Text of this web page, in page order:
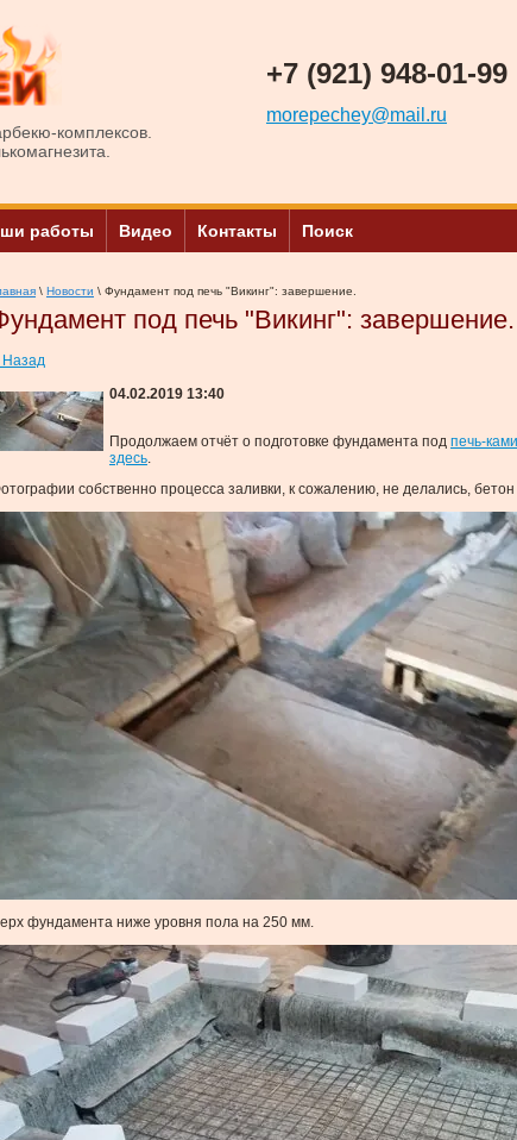
комплексов.
+7 (921) 948-01-99
morepechey@mail.ru
работы Видео Контакты Поиск
\ Новости \ Фундамент под печь "Викинг": завершение.
под печь "Викинг": завершение.
Назад
04.02.2019 13:40
Продолжаем отчёт о подготовке фундамента под печь-
здесь
собственно процесса заливки, к сожалению, не делались,
фундамента ниже уровня пола на 250 мм.